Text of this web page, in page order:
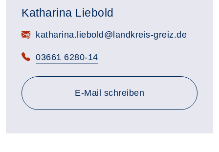
Katharina Liebold
E-Mail:katharina.liebold@landkreis-greiz.de
Telefon:
03661 6280-14
E-Mail schreiben